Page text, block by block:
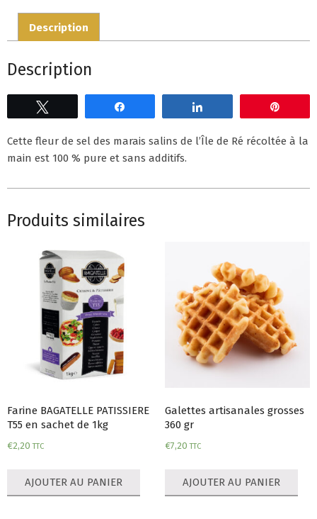
de
Description
Description
Cette fleur de sel des marais salins de l’Île de Ré récoltée à la
main est 100 % pure et sans additifs.
Produits similaires
Farine BAGATELLE PATISSIERE
T55 en sachet de 1kg
€2,20 TTC
AJOUTER AU PANIER
Galettes artisanales grosses
360 gr
€7,20 TTC
AJOUTER AU PANIER